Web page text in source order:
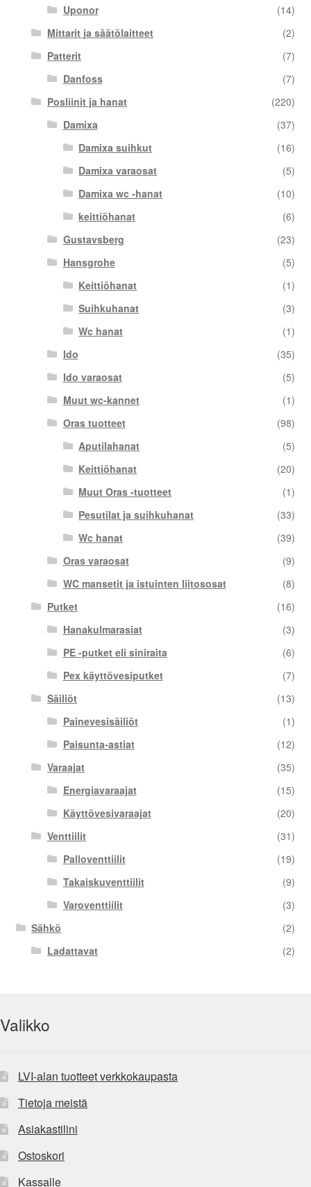
Uponor
(14)
Mittarit ja säätölaitteet
(2)
Patterit
(7)
Danfoss
(7)
Posliinit ja hanat
(220)
Damixa
(37)
Damixa suihkut
(16)
Damixa varaosat
(5)
Damixa wc -hanat
(10)
keittiöhanat
(6)
Gustavsberg
(23)
Hansgrohe
(5)
Keittiöhanat
(1)
Suihkuhanat
(3)
Wc hanat
(1)
Ido
(35)
Ido varaosat
(5)
Muut wc-kannet
(1)
Oras tuotteet
(98)
Aputilahanat
(5)
Keittiöhanat
(20)
Muut Oras -tuotteet
(1)
Pesutilat ja suihkuhanat
(33)
Wc hanat
(39)
Oras varaosat
(9)
WC mansetit ja istuinten liitososat
(8)
Putket
(16)
Hanakulmarasiat
(3)
PE -putket eli siniraita
(6)
Pex käyttövesiputket
(7)
Säiliöt
(13)
Painevesisäiliöt
(1)
Paisunta-astiat
(12)
Varaajat
(35)
Energiavaraajat
(15)
Käyttövesivaraajat
(20)
Venttiilit
(31)
Palloventtiilit
(19)
Takaiskuventtiilit
(9)
Varoventtiilit
(3)
Sähkö
(2)
Ladattavat
(2)
Valikko
LVI-alan tuotteet verkkokaupasta
Tietoja meistä
Asiakastilini
Ostoskori
Kassalle